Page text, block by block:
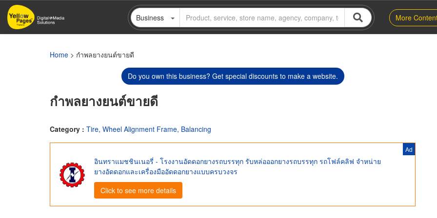
Skip
main
Business More
Home > กำพลยางยนต์ขายดี
Do you own this business? Get special discounts to make a website.
กำพลยางยนต์ขายดี
Category : Tire, Wheel Alignment Frame, Balancing
Ad
อินทราแมชชินเนอรี่ - โรงงานอัดดอกยางรถบรรทุก รับหล่อออกยางรถบรรทุก รถโฟล์คลิฟ จำหน่าย
ยางอัดดอกและเครื่องมืออัดดอกยางแบบครบวงจร
Click to see more details